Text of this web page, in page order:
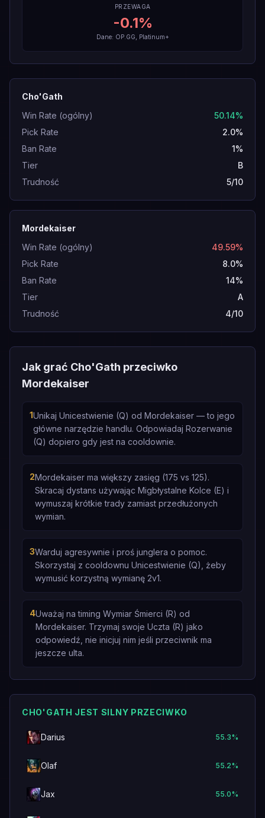
PRZEWAGA
-0.1%
Dane: OP.GG, Platinum+
Cho'Gath
Win Rate (ogólny)
50.14%
Pick Rate
2.0%
Ban Rate
1%
Tier
B
Trudność
5/10
Mordekaiser
Win Rate (ogólny)
49.59%
Pick Rate
8.0%
Ban Rate
14%
Tier
A
Trudność
4/10
Jak grać Cho'Gath przeciwko
Mordekaiser
1Unikaj Unicestwienie (Q) od Mordekaiser — to jego
główne narzędzie handlu. Odpowiadaj Rozerwanie
(Q) dopiero gdy jest na cooldownie.
2Mordekaiser ma większy zasięg (175 vs 125).
Skracaj dystans używając Migbłystalne Kolce (E) i
wymuszaj krótkie trady zamiast przedłużonych
wymian.
3Warduj agresywnie i proś junglera o pomoc.
Skorzystaj z cooldownu Unicestwienie (Q), żeby
wymusić korzystną wymianę 2v1.
4Uważaj na timing Wymiar Śmierci (R) od
Mordekaiser. Trzymaj swoje Uczta (R) jako
odpowiedź, nie inicjuj nim jeśli przeciwnik ma
jeszcze ulta.
CHO'GATH JEST SILNY PRZECIWKO
Darius 55.3%
Olaf 55.2%
Jax 55.0%